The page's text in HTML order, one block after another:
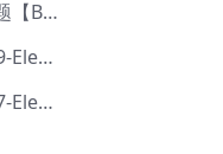
Nicex-创意组合主题【Be-0092】
ElementsKit v2.6.9-Elementor插件【Ab-0161】
ElementsKit v2.6.7-Elementor插件【Ab-0162】